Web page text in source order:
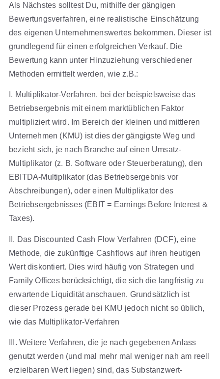
Als Nächstes solltest Du, mithilfe der gängigen
Bewertungsverfahren, eine realistische Einschätzung
des eigenen Unternehmenswertes bekommen. Dieser ist
grundlegend für einen erfolgreichen Verkauf. Die
Bewertung kann unter Hinzuziehung verschiedener
Methoden ermittelt werden, wie z.B.:
I. Multiplikator-Verfahren, bei der beispielsweise das
Betriebsergebnis mit einem marktüblichen Faktor
multipliziert wird. Im Bereich der kleinen und mittleren
Unternehmen (KMU) ist dies der gängigste Weg und
bezieht sich, je nach Branche auf einen Umsatz-
Multiplikator (z. B. Software oder Steuerberatung), den
EBITDA-Multiplikator (das Betriebsergebnis vor
Abschreibungen), oder einen Multiplikator des
Betriebsergebnisses (EBIT = Earnings Before Interest &
Taxes).
II. Das Discounted Cash Flow Verfahren (DCF), eine
Methode, die zukünftige Cashflows auf ihren heutigen
Wert diskontiert. Dies wird häufig von Strategen und
Family Offices berücksichtigt, die sich die langfristig zu
erwartende Liquidität anschauen. Grundsätzlich ist
dieser Prozess gerade bei KMU jedoch nicht so üblich,
wie das Multiplikator-Verfahren
III. Weitere Verfahren, die je nach gegebenen Anlass
genutzt werden (und mal mehr mal weniger nah am reell
erzielbaren Wert liegen) sind, das Substanzwert-